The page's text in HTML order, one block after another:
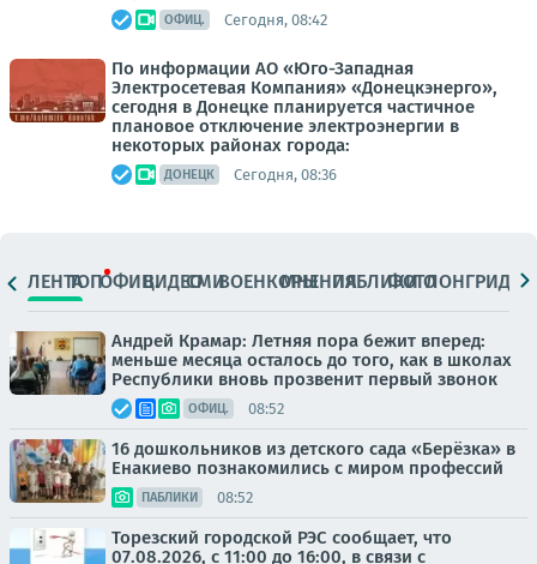
ОФИЦ. Сегодня, 08:42
По информации АО «Юго-Западная
Электросетевая Компания» «Донецкэнерго»,
сегодня в Донецке планируется частичное
плановое отключение электроэнергии в
некоторых районах города:
ДОНЕЦК Сегодня, 08:36
ЛЕНТАТОПОФИЦ.ВИДЕОСМИВОЕНКОРЫМНЕНИЯПАБЛИКИ
ФОТОЛОНГРИДЫ
Андрей Крамар: Летняя пора бежит вперед:
меньше месяца осталось до того, как в школах
Республики вновь прозвенит первый звонок
ОФИЦ. 08:52
16 дошкольников из детского сада «Берёзка» в
Енакиево познакомились с миром профессий
ПАБЛИКИ 08:52
Торезский городской РЭС сообщает, что
07.08.2026, с 11:00 до 16:00, в связи с